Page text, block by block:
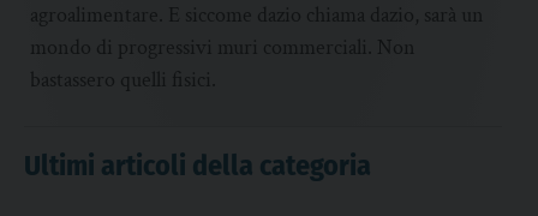
agroalimentare. E siccome dazio chiama dazio, sarà un
mondo di progressivi muri commerciali. Non
bastassero quelli fisici.
Ultimi articoli della categoria